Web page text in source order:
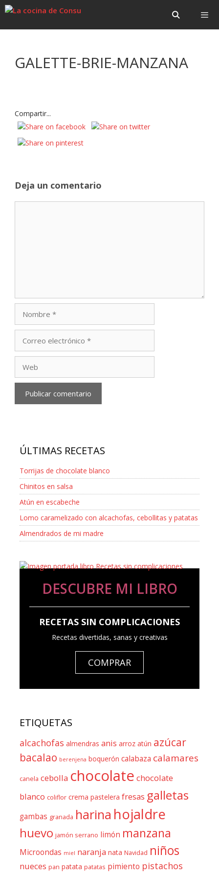
Saltar
Saltar
GALETTE-BRIE-MANZANA
Compartir...
Deja un comentario
electrónico
ÚLTIMAS RECETAS
Torrijas de chocolate blanco
Chinitos en salsa
Atún en escabeche
Lomo caramelizado con alcachofas, cebollitas y patatas
Almendrados de mi madre
DESCUBRE MI LIBRO
RECETAS SIN COMPLICACIONES
Recetas divertidas, sanas y creativas
COMPRAR
ETIQUETAS
alcachofas almendras anis arroz atún azúcar
bacalao berenjena boquerón calabaza calamares
canela cebolla chocolate chocolate
blanco coliflor crema pastelera fresas galletas
gambas granada harina hojaldre
huevo jamón serrano limón manzana
Microondas miel naranja nata Navidad niños
nueces pan patata patatas pimiento pistachos